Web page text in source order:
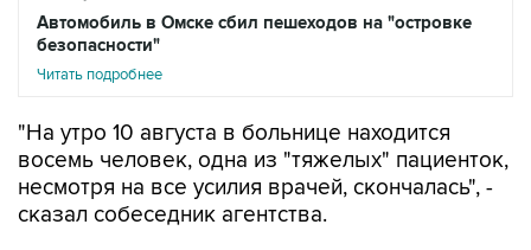
Автомобиль в Омске сбил пешеходов на "островке
безопасности"
Читать подробнее
"На утро 10 августа в больнице находится
восемь человек, одна из "тяжелых" пациенток,
несмотря на все усилия врачей, скончалась", -
сказал собеседник агентства.